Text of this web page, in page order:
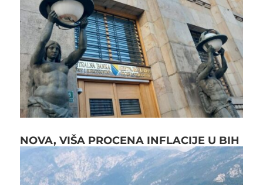
NOVA, VIŠA PROCENA INFLACIJE U BIH